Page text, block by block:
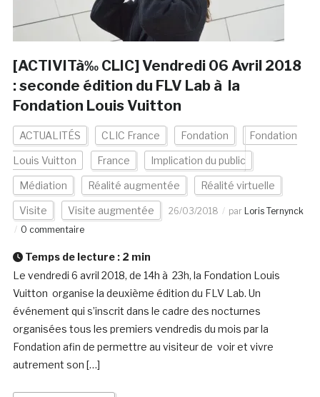
[ACTIVITà‰ CLIC] Vendredi 06 Avril 2018
: seconde édition du FLV Lab à la
Fondation Louis Vuitton
ACTUALITÉS CLIC France Fondation Fondation
Louis Vuitton France Implication du public
Médiation Réalité augmentée Réalité virtuelle
Visite Visite augmentée 26/03/2018 par Loris Ternynck
0 commentaire
Temps de lecture : 2 min
Le vendredi 6 avril 2018, de 14h à 23h, la Fondation Louis
Vuitton organise la deuxième édition du FLV Lab. Un
événement qui s’inscrit dans le cadre des nocturnes
organisées tous les premiers vendredis du mois par la
Fondation afin de permettre au visiteur de voir et vivre
autrement son […]